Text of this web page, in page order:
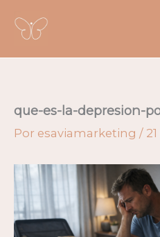
que-es-la-depresion-
Por esaviamarketing /